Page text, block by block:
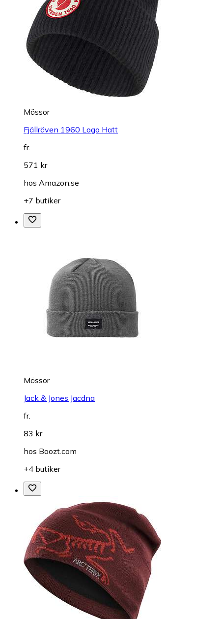
Mössor
Fjällräven 1960 Logo Hatt
fr.
571 kr
hos Amazon.se
+7 butiker
Mössor
Jack & Jones Jacdna
fr.
83 kr
hos Boozt.com
+4 butiker